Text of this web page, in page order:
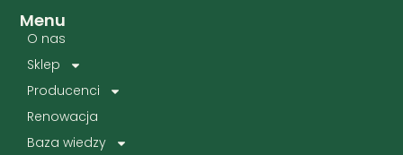
Menu
O nas
Sklep
Producenci
Renowacja
Baza wiedzy